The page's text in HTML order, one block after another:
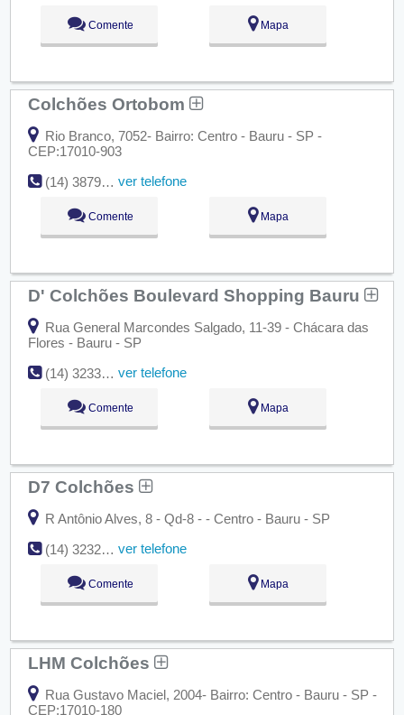
Comente Mapa
Colchões Ortobom
Rio Branco, 7052- Bairro: Centro - Bauru - SP -
CEP:17010-903
(14) 3879-8333
ver telefone
Comente Mapa
D' Colchões Boulevard Shopping Bauru
Rua General Marcondes Salgado, 11-39 - Chácara das
Flores - Bauru - SP
(14) 3233-7470
ver telefone
Comente Mapa
D7 Colchões
R Antônio Alves, 8 - Qd-8 - - Centro - Bauru - SP
(14) 3232-2490
ver telefone
Comente Mapa
LHM Colchões
Rua Gustavo Maciel, 2004- Bairro: Centro - Bauru - SP -
CEP:17010-180